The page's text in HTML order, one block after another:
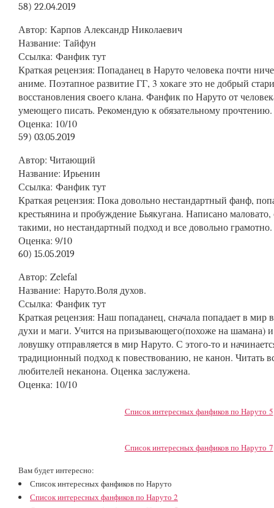
58) 22.04.2019
Автор: Карпов Александр Николаевич
Название: Тайфун
Ссылка: Фанфик тут
Краткаярецензия: Попаданец в Наруто человека почти
аниме. Поэтапное развитие ГГ, 3 хокаге это не добрый
восстановления своего клана. Фанфик по Наруто от
умеющего писать. Рекомендую к обязательному прочтению.
Оценка: 10/10
59) 03.05.2019
Автор: Читающий
Название: Ирьенин
Ссылка: Фанфик тут
Краткаярецензия: Пока довольно нестандартный фанф,
крестьянина и пробуждение Бьякугана. Написано
такими, но нестандартный подход и все довольно
Оценка: 9/10
60) 15.05.2019
Автор: Zelefal
Название: Наруто.Воля духов.
Ссылка: Фанфик тут
Краткаярецензия: Наш попаданец, сначала попадает в мир
духи и маги. Учится на призывающего(похоже на шамана)
ловушку отправляется в мир Наруто. С этого-то и
традиционный подход к повествованию, не канон. Читать
любителей неканона. Оценка заслужена.
Оценка: 10/10
Список интересных фанфиков по Наруто 5
Список интересных фанфиков по Наруто 7
Вам будет интересно:
Список интересных фанфиков по Наруто
Список интересных фанфиков по Наруто 2